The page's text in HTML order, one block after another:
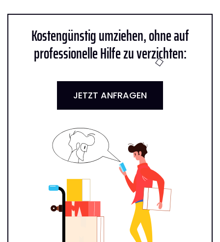
Kostengünstig umziehen, ohne auf
professionelle Hilfe zu verzichten:
JETZT ANFRAGEN